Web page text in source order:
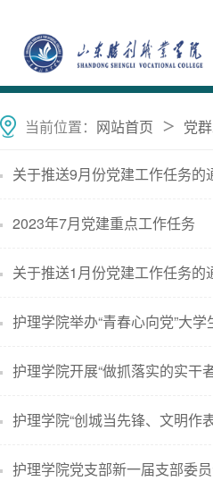
当前位置： 网站首页 ＞ 党
关于推送9月份党建工作任务的
2023年7月党建重点工作任务
关于推送1月份党建工作任务的
护理学院举办“青春心向党”大
护理学院开展“做抓落实的实干
护理学院“创城当先锋、文明作
护理学院党支部新一届支部委